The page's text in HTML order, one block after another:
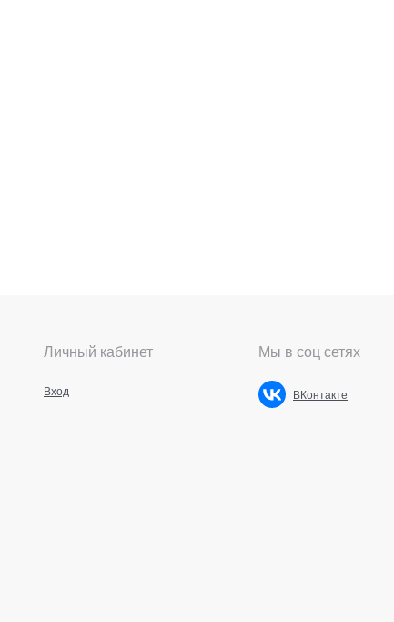
Личный кабинет
Вход
Мы в соц сетях
ВКонтакте